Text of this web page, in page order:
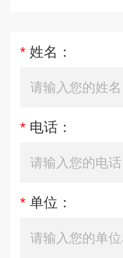
* 姓名：
* 电话：
* 单位：